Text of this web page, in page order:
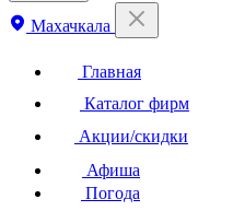
Махачкала
Главная
Каталог фирм
Акции/скидки
Афиша
Погода